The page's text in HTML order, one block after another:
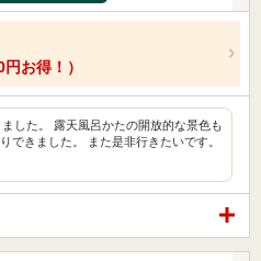
お得！）
した。 露天風呂かたの開放的な景色も
できました。 また是非行きたいです。